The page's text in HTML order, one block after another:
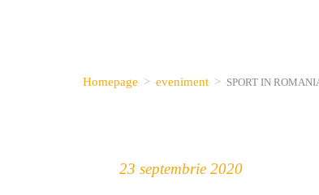
Homepage > eveniment > SPORT IN
23 septembrie 2020